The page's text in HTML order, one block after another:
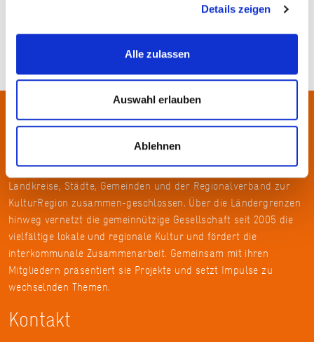
Details zeigen
Alle zulassen
Auswahl erlauben
Ablehnen
Über uns
In der Metropolregion FrankfurtRheinMain haben sich rund 50
Landkreise, Städte, Gemeinden und der Regionalverband zur
KulturRegion zusammen-geschlossen. Über die Ländergrenzen
hinweg vernetzt die gemeinnützige Gesellschaft seit 2005 die
vielfältige lokale und regionale Kultur und fördert die
interkommunale Zusammenarbeit. Gemeinsam mit ihren
Mitgliedern präsentiert sie Projekte und setzt Impulse zu
wechselnden Themen.
Kontakt